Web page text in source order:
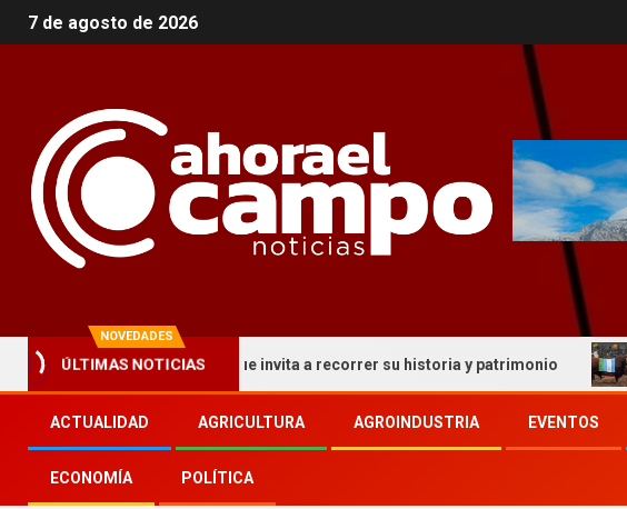
7 de agosto de 2026
NOVEDADES
ÚLTIMAS NOTICIAS
turístico que invita a recorrer su historia y patrimonio La
ACTUALIDAD AGRICULTURA AGROINDUSTRIA EVENTOS
ECONOMÍA POLÍTICA